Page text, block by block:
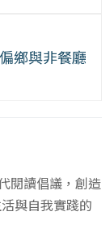
鄉與非餐廳
閱讀倡議，創造
與自我實踐的